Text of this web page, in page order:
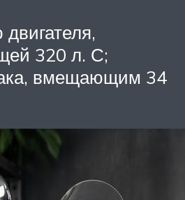
320 л. С;
вмещающим 34